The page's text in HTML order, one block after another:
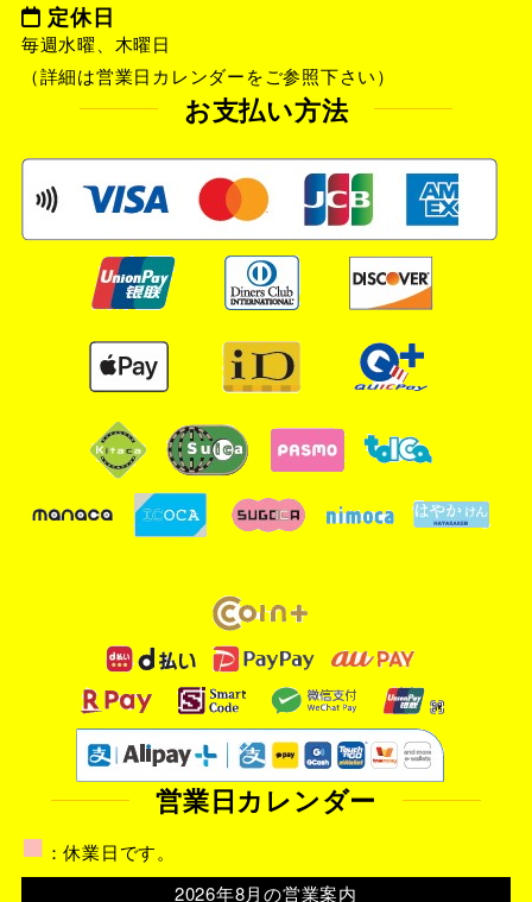
定休日
毎週水曜、木曜日
（詳細は営業日カレンダーをご参照下さい）
お支払い方法
営業日カレンダー
■ ：休業日です。
2026年8月の営業案内